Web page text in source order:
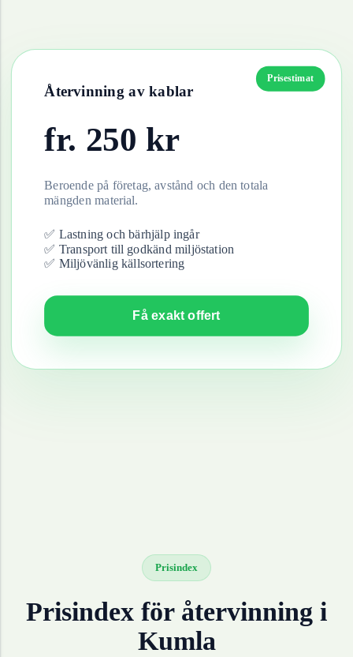
Prisestimat
Återvinning av kablar
fr. 250 kr
Beroende på företag, avstånd och den totala
mängden material.
✅ Lastning och bärhjälp ingår
✅ Transport till godkänd miljöstation
✅ Miljövänlig källsortering
Få exakt offert
Prisindex
Prisindex för återvinning i
Kumla